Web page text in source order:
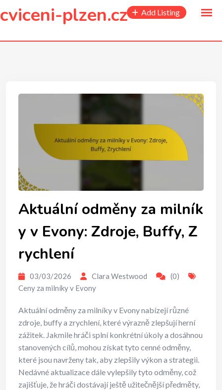
content
cviceni-plzen.cz Add Listing
Aktuální odměny za milník
y v Evony: Zdroje, Buffy, Z
rychlení
03/03/2026 Clara Westwood
(0)
Ceny za milníky v Evony
Aktuální odměny za milníky v Evony nabízejí různé
zdroje, buffy a zrychlení, které výrazně zlepšují herní
zážitek. Jakmile hráči splní konkrétní úkoly a dosáhnou
stanovených cílů, mohou získat tyto cenné odměny,
které jsou navrženy tak, aby zlepšily výkon a strategii.
Nedávné aktualizace dále vylepšily tyto odměny, což
zajišťuje, že hráči dostávají ještě užitečnější předměty,